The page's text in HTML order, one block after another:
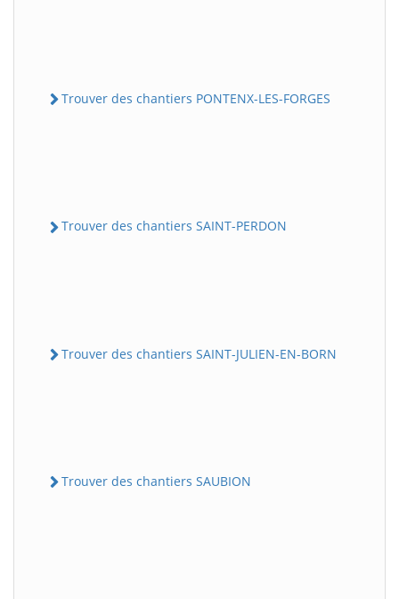
Trouver des chantiers PONTENX-LES-FORGES
Trouver des chantiers SAINT-PERDON
Trouver des chantiers SAINT-JULIEN-EN-BORN
Trouver des chantiers SAUBION